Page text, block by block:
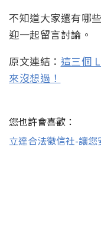
不知道大家還有哪
迎一起留言討論。
原文連結： 這三個
來沒想過！
您也許會喜歡：
立達合法徵信社-讓您